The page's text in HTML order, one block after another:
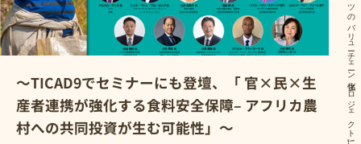
～TICAD9でセミナーにも登壇、「 官×民×生
産者連携が強化する食料安全保障– アフリカ農
村への共同投資が生む可能性」～